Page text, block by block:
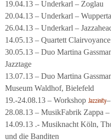
19.04.13 – Underkarl – Zoglau
20.04.13 – Underkarl –
26.04.13 – Underkarl –
14.05.13 – Quartett
30.05.13 – Duo Martina
Jazztage
13.07.13 – Duo Martina
Museum Waldhof, Bielefeld
19.-24.08.13 – Workshop Jazzinity
28.08.13 – MusikFabrik Zappa
14.09.13 .- Musiknacht Köln,
und die Banditen